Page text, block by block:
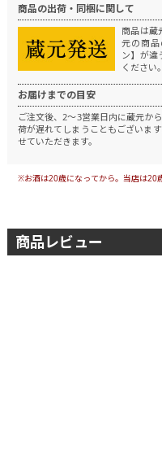
商品の出荷・同梱に関して
商品は蔵
元の商品
ン】が
ください。
お届けまでの目安
ご注文後、2～3営業日内に蔵元か
荷が遅れてしまうこともございま
せていただきます。
※お酒は20歳になってから。当店は20
商品レビュー